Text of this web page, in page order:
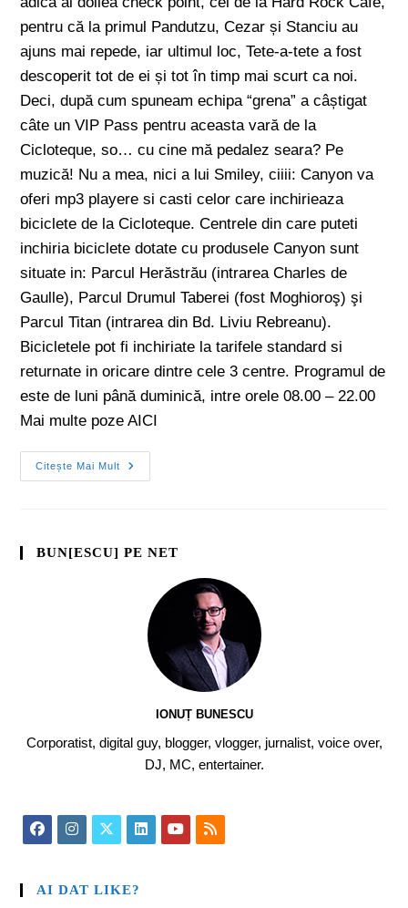
pentru că la primul Pandutzu, Cezar și Stanciu au
ajuns mai repede, iar ultimul loc, Tete-a-tete a fost
descoperit tot de ei și tot în timp mai scurt ca noi.
Deci, după cum spuneam echipa “grena” a câștigat
câte un VIP Pass pentru aceasta vară de la
Cicloteque, so… cu cine mă pedalez seara? Pe
muzică! Nu a mea, nici a lui Smiley, ciiii: Canyon va
oferi mp3 playere si casti celor care inchirieaza
biciclete de la Cicloteque. Centrele din care puteti
inchiria biciclete dotate cu produsele Canyon sunt
situate in: Parcul Herăstrău (intrarea Charles de
Gaulle), Parcul Drumul Taberei (fost Moghioroş) şi
Parcul Titan (intrarea din Bd. Liviu Rebreanu).
Bicicletele pot fi inchiriate la tarifele standard si
returnate in oricare dintre cele 3 centre. Programul de
este de luni până duminică, intre orele 08.00 – 22.00
Mai multe poze AICI
Citește Mai Mult
BUN[ESCU] PE NET
IONUȚ BUNESCU
Corporatist, digital guy, blogger, vlogger, jurnalist, voice over,
DJ, MC, entertainer.
AI DAT LIKE?